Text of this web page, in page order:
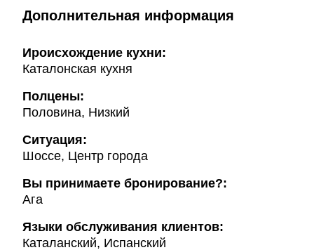
Дополнительная информация
Ироисхождение кухни:
Каталонская кухня
Полцены:
Половина, Низкий
Ситуация:
Шоссе, Центр города
Вы принимаете бронирование?:
Ага
Языки обслуживания клиентов:
Каталанский, Испанский